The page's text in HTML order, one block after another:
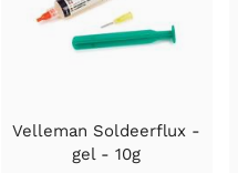
Velleman Soldeerflux -
gel - 10g